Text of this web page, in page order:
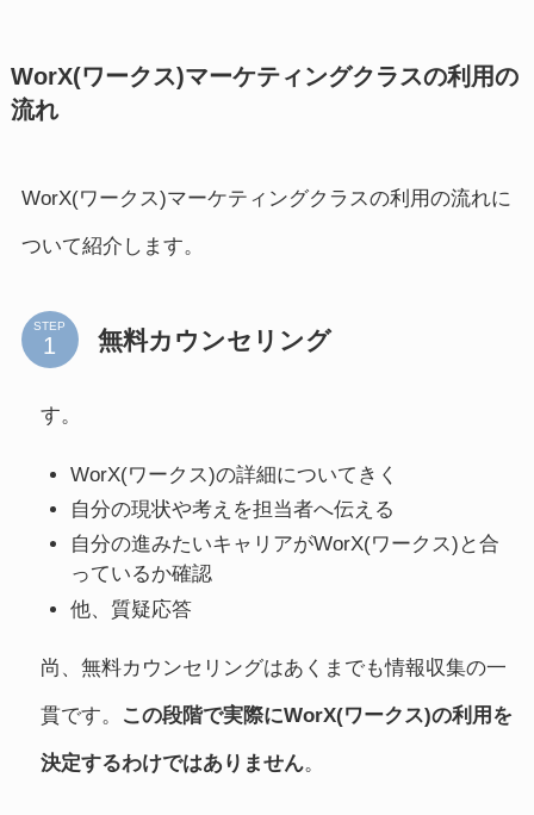
WorX(ワークス)マーケティングクラスの利用の
流れ
WorX(ワークス)マーケティングクラスの利用の流れに
ついて紹介します。
STEP 無料カウンセリング
す。
WorX(ワークス)の詳細についてきく
自分の現状や考えを担当者へ伝える
自分の進みたいキャリアがWorX(ワークス)と合
っているか確認
他、質疑応答
尚、無料カウンセリングはあくまでも情報収集の一
貫です。 この段階で実際にWorX(ワークス)の利用を
決定するわけではありません。